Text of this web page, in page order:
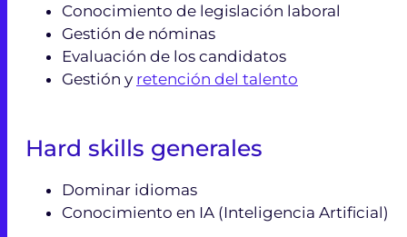
Conocimiento de legislación laboral
Gestión de nóminas
Evaluación de los candidatos
Gestión y retención del talento
Hard skills generales
Dominar idiomas
Conocimiento en IA (Inteligencia Artificial)